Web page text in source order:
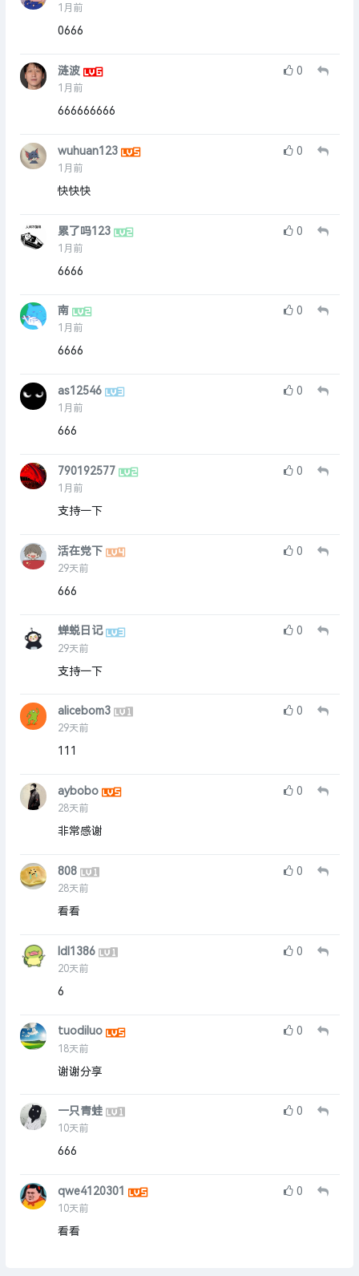
1月前
0666
涟波
1月前
0
666666666
wuhuan123
1月前
0
快快快
累了吗123
1月前
0
6666
南
1月前
0
6666
as12546
1月前
0
666
790192577
1月前
0
支持一下
活在党下
29天前
0
666
蝉蜕日记
29天前
0
支持一下
alicebom3
29天前
0
111
aybobo
28天前
0
非常感谢
808
28天前
0
看看
ldl1386
20天前
0
6
tuodiluo
18天前
0
谢谢分享
一只青蛙
10天前
0
666
qwe4120301
10天前
0
看看